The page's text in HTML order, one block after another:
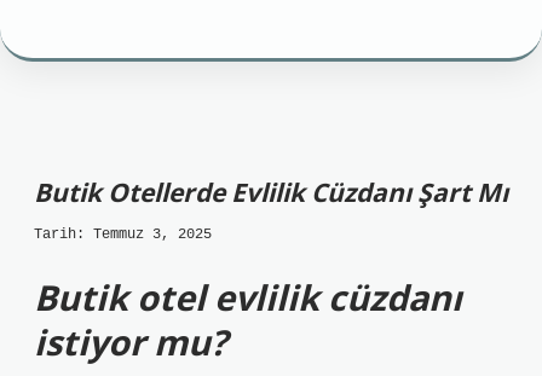
Butik Otellerde Evlilik Cüzdanı Şart Mı
Tarih: Temmuz 3, 2025
Butik otel evlilik cüzdanı
istiyor mu?